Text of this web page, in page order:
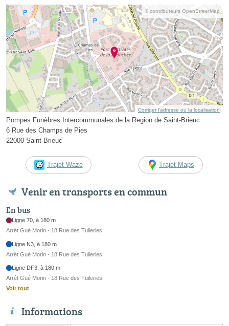
© contributeurs OpenStreetMap
Corriger l’adresse ou la localisation
Pompes Funèbres Intercommunales de la Region de Saint-Brieuc
6 Rue des Champs de Pies
22000 Saint-Brieuc
Trajet Waze Trajet Maps
Venir en transports en commun
En bus
Ligne 70, à 180 m
Arrêt Gué Morin - 18 Rue des Tuileries
Ligne N3, à 180 m
Arrêt Gué Morin - 18 Rue des Tuileries
Ligne DF3, à 180 m
Arrêt Gué Morin - 18 Rue des Tuileries
Voir tout
Informations